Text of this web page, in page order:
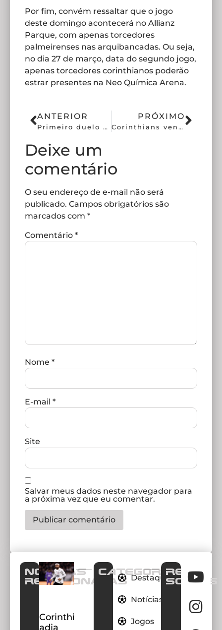
Por fim, convém ressaltar que o jogo
deste domingo acontecerá no Allianz
Parque, com apenas torcedores
palmeirenses nas arquibancadas. Ou seja,
no dia 27 de março, data do segundo jogo,
apenas torcedores corinthianos poderão
estrar presentes na Neo Química Arena.
ANTERIOR
Primeiro duelo da final: Corinthians visita Palmeiras pelo Paulistão
PRÓXIMO
Corinthians vence Palmeiras e sai na frente na final do Paulistão
Deixe um
comentário
O seu endereço de e-mail não será
publicado. Campos obrigatórios são
marcados com *
Comentário *
Nome *
E-mail *
Site
Salvar meus dados neste navegador para
a próxima vez que eu comentar.
Notícias
Relacionadas
Corinthians
adia
CATEGORIAS
Destaques
Notícias
Jogos
REDES
SOCIAIS